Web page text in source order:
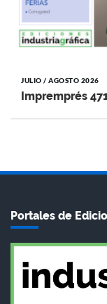
JULIO / AGOSTO 2026
Impremprés
Portales de